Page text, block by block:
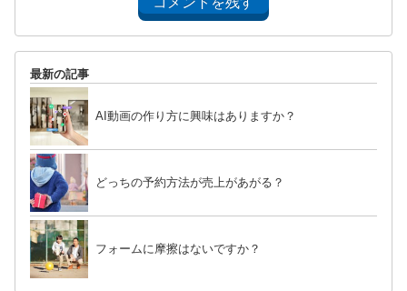
最新の記事
AI動画の作り方に興味はありますか？
どっちの予約方法が売上があがる？
フォームに摩擦はないですか？